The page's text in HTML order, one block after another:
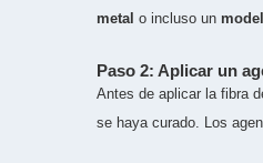
metal o incluso un
Paso 2: Aplicar un
Antes de aplicar la fibra
se haya curado. Los